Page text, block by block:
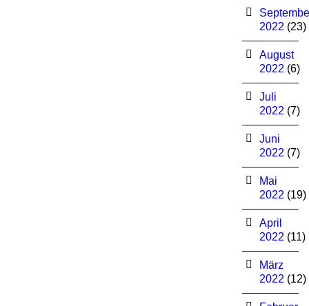
2022 (23)
August
2022 (6)
Juli
2022 (7)
Juni
2022 (7)
Mai
2022 (19)
April
2022 (11)
März
2022 (12)